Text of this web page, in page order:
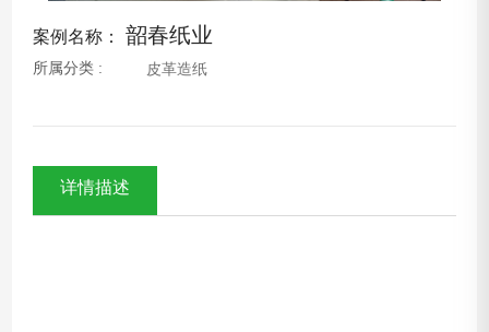
案例名称： 韶春纸业
所属分类 : 皮革造纸
详情描述